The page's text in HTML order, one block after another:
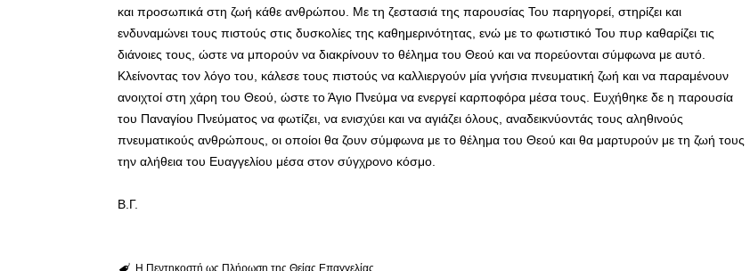
και προσωπικά στη ζωή κάθε ανθρώπου. Με τη ζεστασιά της παρουσίας Του παρηγορεί, στηρίζει και
ενδυναμώνει τους πιστούς στις δυσκολίες της καθημερινότητας, ενώ με το φωτιστικό Του πυρ καθαρίζει τις
διάνοιες τους, ώστε να μπορούν να διακρίνουν το θέλημα του Θεού και να πορεύονται σύμφωνα με αυτό.
Κλείνοντας τον λόγο του, κάλεσε τους πιστούς να καλλιεργούν μία γνήσια πνευματική ζωή και να παραμένουν
ανοιχτοί στη χάρη του Θεού, ώστε το Άγιο Πνεύμα να ενεργεί καρποφόρα μέσα τους. Ευχήθηκε δε η παρουσία
του Παναγίου Πνεύματος να φωτίζει, να ενισχύει και να αγιάζει όλους, αναδεικνύοντάς τους αληθινούς
πνευματικούς ανθρώπους, οι οποίοι θα ζουν σύμφωνα με το θέλημα του Θεού και θα μαρτυρούν με τη ζωή τους
την αλήθεια του Ευαγγελίου μέσα στον σύγχρονο κόσμο.
Β.Γ.